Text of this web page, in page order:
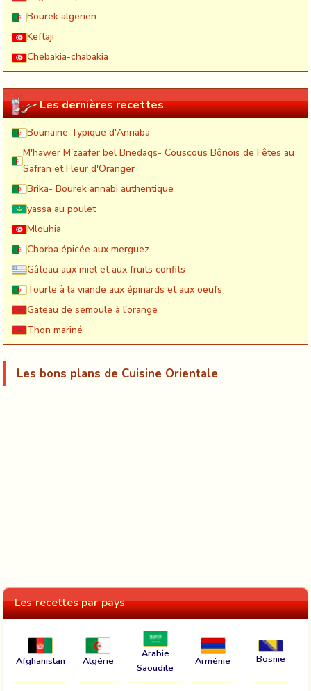
Bourek algerien
Keftaji
Chebakia-chabakia
Les dernières recettes
Bounaïne Typique d'Annaba
M'hawer M'zaafer bel Bnedaqs- Couscous Bônois de Fêtes au
Safran et Fleur d'Oranger
Brika- Bourek annabi authentique
yassa au poulet
Mlouhia
Chorba épicée aux merguez
Gâteau aux miel et aux fruits confits
Tourte à la viande aux épinards et aux oeufs
Gateau de semoule à l'orange
Thon mariné
Les bons plans de Cuisine Orientale
Les recettes par pays
Afghanistan Algérie
Arabie
Saoudite
Arménie Bosnie